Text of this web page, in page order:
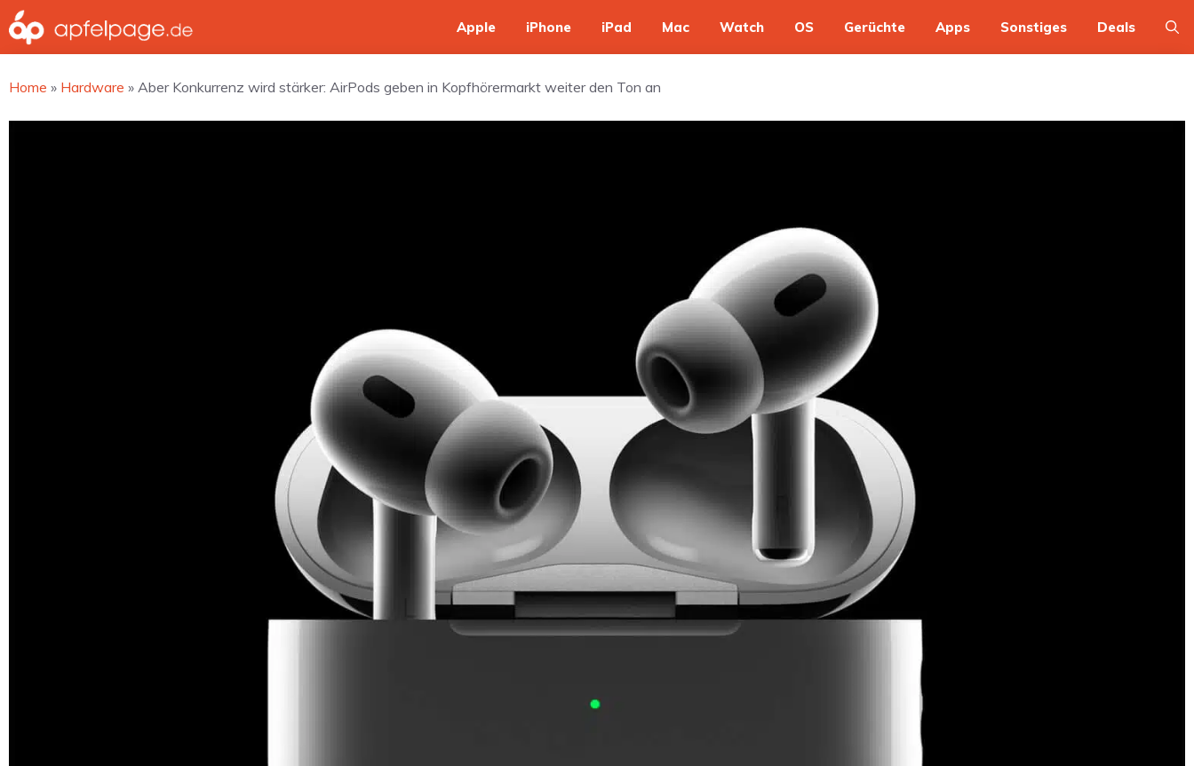
Zum
Inhalt
springen
Apple iPhone iPad Mac Watch OS Gerüchte Apps Sonstiges Deals
Home » Hardware » Aber Konkurrenz wird stärker: AirPods geben in Kopfhörermarkt weiter den Ton an